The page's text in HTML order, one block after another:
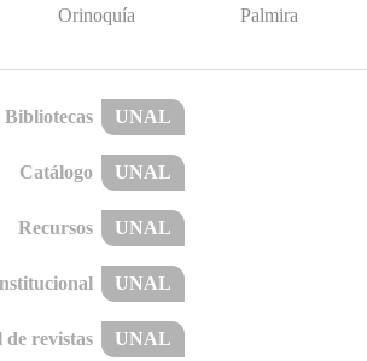
Orinoquía Palmira
Bibliotecas UNAL
Catálogo UNAL
Recursos UNAL
UNAL
de revistas UNAL